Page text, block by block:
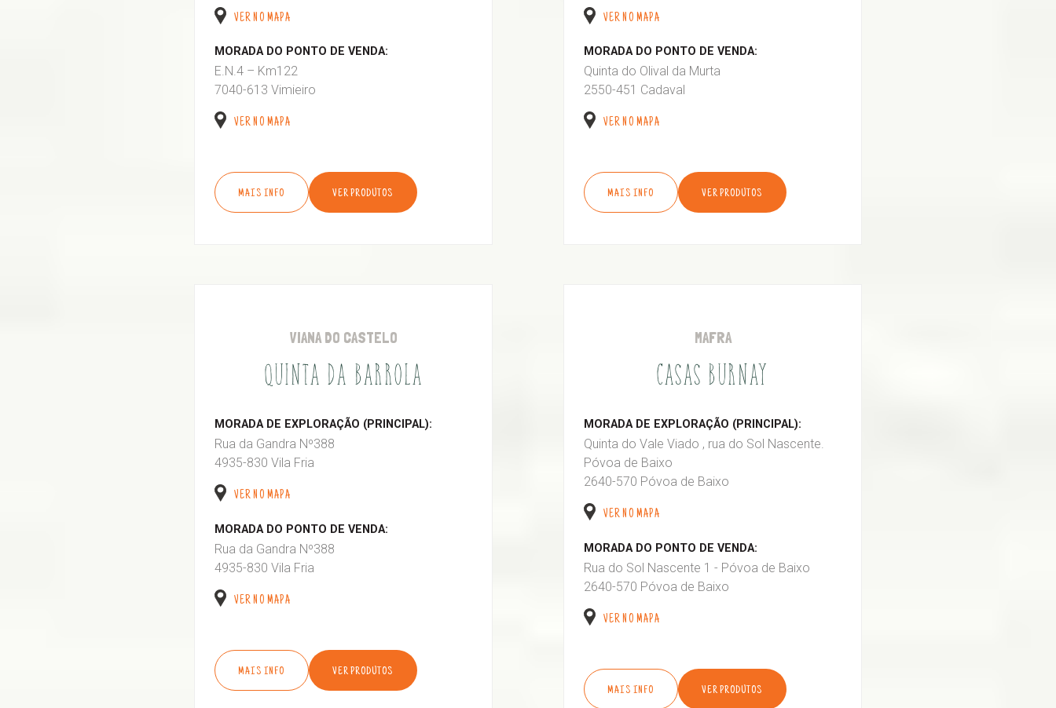
VER NO MAPA
MORADA DO PONTO DE VENDA:
E.N.4 – Km122
7040-613 Vimieiro
VER NO MAPA
MAIS INFO VER PRODUTOS
VER NO MAPA
MORADA DO PONTO DE VENDA:
Quinta do Olival da Murta
2550-451 Cadaval
VER NO MAPA
MAIS INFO VER PRODUTOS
VIANA DO CASTELO
QUINTA DA BARROLA
MORADA DE EXPLORAÇÃO (PRINCIPAL):
Rua da Gandra Nº388
4935-830 Vila Fria
VER NO MAPA
MORADA DO PONTO DE VENDA:
Rua da Gandra Nº388
4935-830 Vila Fria
VER NO MAPA
MAIS INFO VER PRODUTOS
MAFRA
CASAS BURNAY
MORADA DE EXPLORAÇÃO (PRINCIPAL):
Quinta do Vale Viado , rua do Sol Nascente.
Póvoa de Baixo
2640-570 Póvoa de Baixo
VER NO MAPA
MORADA DO PONTO DE VENDA:
Rua do Sol Nascente 1 - Póvoa de Baixo
2640-570 Póvoa de Baixo
VER NO MAPA
MAIS INFO VER PRODUTOS